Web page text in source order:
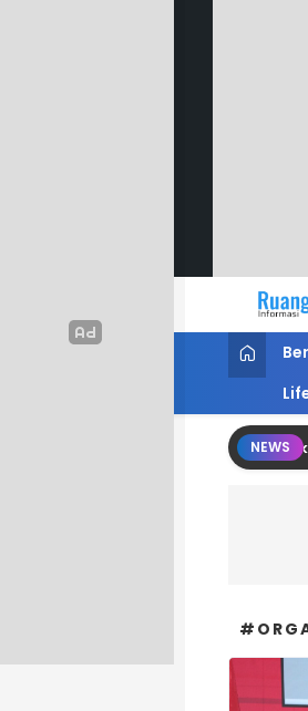
Ruang
NEWS
Bantuan Belasan Juta untuk